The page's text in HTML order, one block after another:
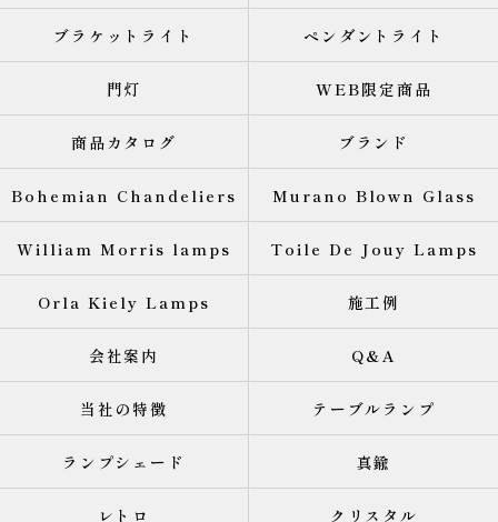
ブラケットライト ペンダントライト
門灯 WEB限定商品
商品カタログ ブランド
Bohemian Chandeliers Murano Blown Glass
William Morris lamps Toile De Jouy Lamps
Orla Kiely Lamps 施工例
会社案内 Q&A
当社の特徴 テーブルランプ
ランプシェード 真鍮
レトロ クリスタル